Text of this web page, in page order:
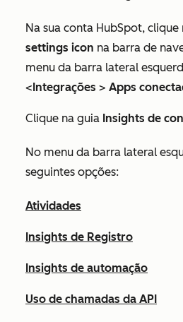
Na sua conta HubSpot, clique
settings icon na barra de
menu da barra lateral
<Integrações > Apps
Clique na guia Insights de
No menu da barra lateral
seguintes opções:
Atividades
Insights de Registro
Insights de automação
Uso de chamadas da API